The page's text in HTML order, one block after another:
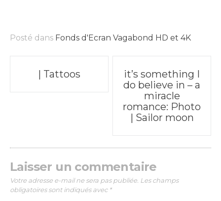
Posté dans Fonds d'Ecran Vagabond HD et 4K
Poste
navigation
| Tattoos
it’s something I
do believe in – a
miracle
romance: Photo
| Sailor moon
Laisser un commentaire
Votre adresse e-mail ne sera pas publiée. Les champs
obligatoires sont indiqués avec *